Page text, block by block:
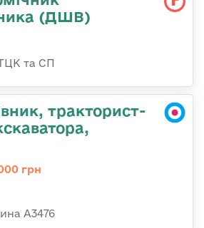
(ДШВ)
та СП
тракторист-
грн
А3476